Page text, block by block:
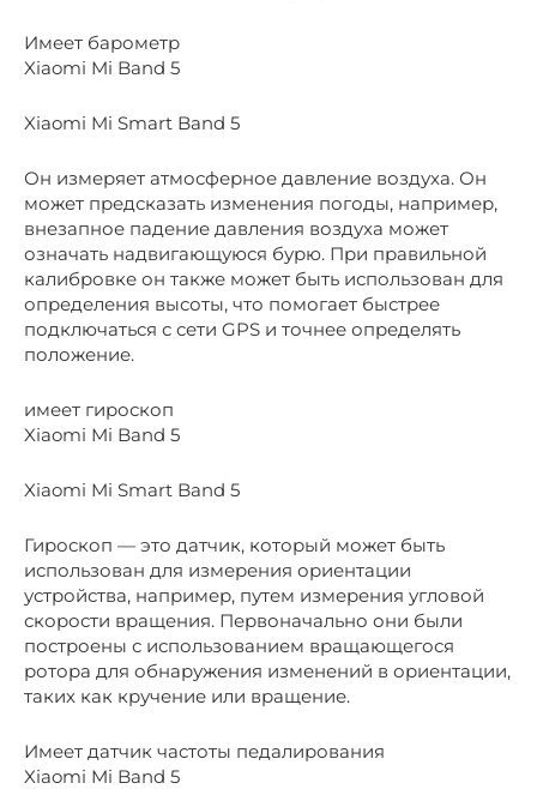
Имеет барометр
Xiaomi Mi Band 5
Xiaomi Mi Smart Band 5
Он измеряет атмосферное давление воздуха. Он
может предсказать изменения погоды, например,
внезапное падение давления воздуха может
означать надвигающуюся бурю. При правильной
калибровке он также может быть использован для
определения высоты, что помогает быстрее
подключаться с сети GPS и точнее определять
положение.
имеет гироскоп
Xiaomi Mi Band 5
Xiaomi Mi Smart Band 5
Гироскоп — это датчик, который может быть
использован для измерения ориентации
устройства, например, путем измерения угловой
скорости вращения. Первоначально они были
построены с использованием вращающегося
ротора для обнаружения изменений в ориентации,
таких как кручение или вращение.
Имеет датчик частоты педалирования
Xiaomi Mi Band 5